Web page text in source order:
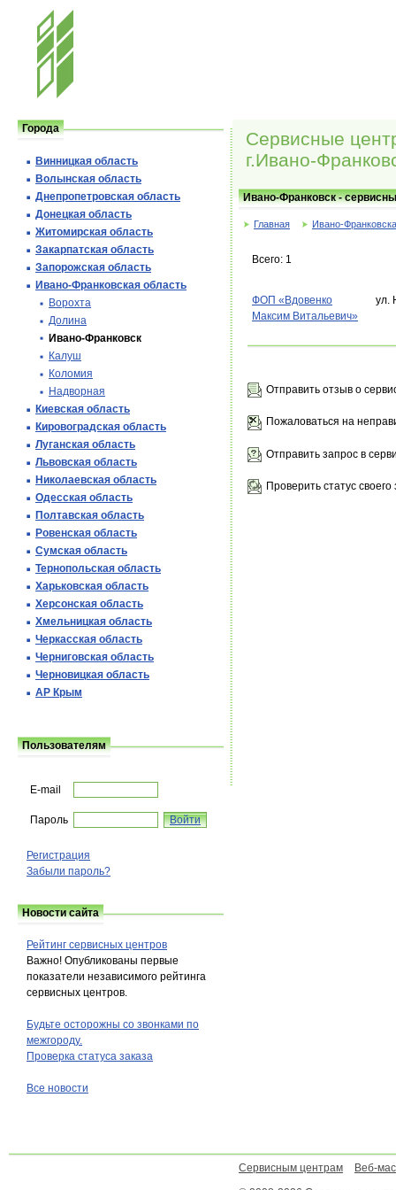
Сервисные
г.Ивано-
Ивано-Франковск -
Главная Ивано-
Всего: 1
ФОП «Вдовенко
Максим Витальевич»
ул.
Отправить отзыв о
Пожаловаться на
Отправить запрос в
Проверить статус своего
Города
Винницкая область
Волынская область
Днепропетровская область
Донецкая область
Житомирская область
Закарпатская область
Запорожская область
Ивано-Франковская область
Ворохта
Долина
Ивано-Франковск
Калуш
Коломия
Надворная
Киевская область
Кировоградская область
Луганская область
Львовская область
Николаевская область
Одесская область
Полтавская область
Ровенская область
Сумская область
Тернопольская область
Харьковская область
Херсонская область
Хмельницкая область
Черкасская область
Черниговская область
Черновицкая область
АР Крым
Пользователям
E-mail
Пароль
Регистрация
Забыли пароль?
Новости сайта
Рейтинг сервисных центров
Важно! Опубликованы первые
показатели независимого рейтинга
сервисных центров.
Будьте осторожны со звонками по
межгороду.
Проверка статуса заказа
Все новости
Сервисным центрам
Веб-